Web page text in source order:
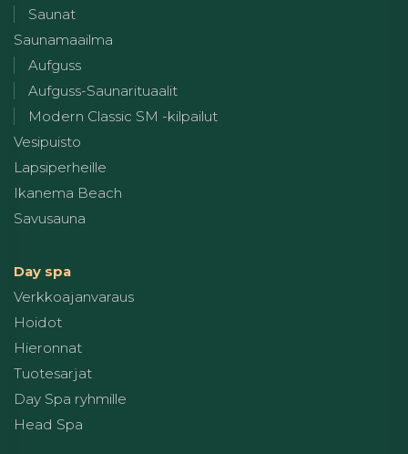
Saunat
Saunamaailma
Aufguss
Aufguss-Saunarituaalit
Modern Classic SM -kilpailut
Vesipuisto
Lapsiperheille
Ikanema Beach
Savusauna
Day spa
Verkkoajanvaraus
Hoidot
Hieronnat
Tuotesarjat
Day Spa ryhmille
Head Spa